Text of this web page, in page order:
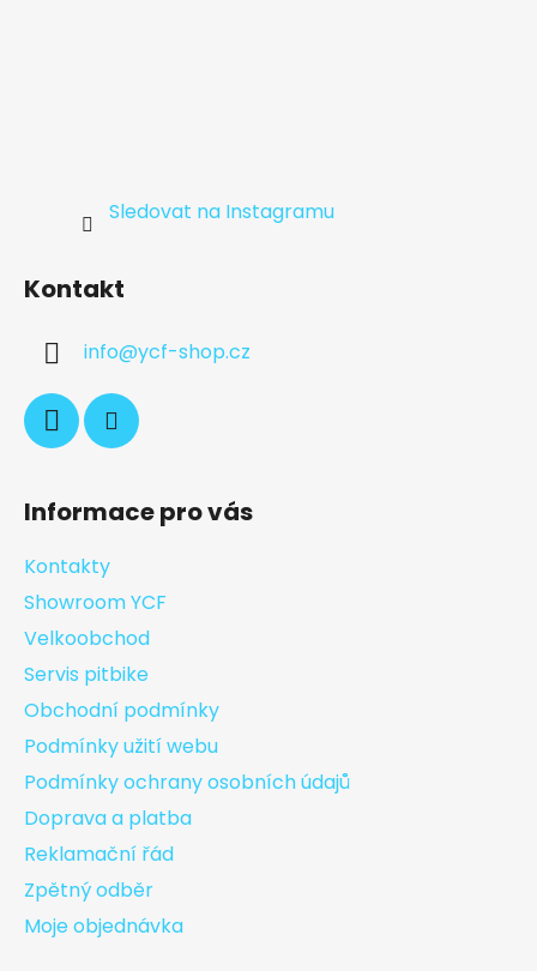
Sledovat na Instagramu
Kontakt
info@ycf-shop.cz
Informace pro vás
Kontakty
Showroom YCF
Velkoobchod
Servis pitbike
Obchodní podmínky
Podmínky užití webu
Podmínky ochrany osobních údajů
Doprava a platba
Reklamační řád
Zpětný odběr
Moje objednávka